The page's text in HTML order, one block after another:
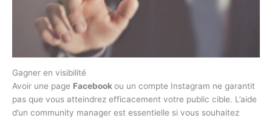
Gagner en visibilité
Avoir une page Facebookou un compte Instagram ne garantit
pas que vous atteindrez efficacement votre public cible. L’aide
d’un community manager est essentielle si vous souhaitez